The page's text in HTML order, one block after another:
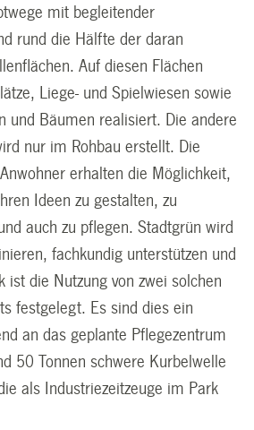
mit begleitender
rund die Hälfte der daran
Auf diesen Flächen
Liege- und Spielwiesen sowie
und Bäumen realisiert. Die andere
nur im Rohbau erstellt. Die
erhalten die Möglichkeit,
Ideen zu gestalten, zu
auch zu pflegen. Stadtgrün wird
fachkundig unterstützen und
ist die Nutzung von zwei solchen
festgelegt. Es sind dies ein
an das geplante Pflegezentrum
50 Tonnen schwere Kurbelwelle
als Industriezeitzeuge im Park